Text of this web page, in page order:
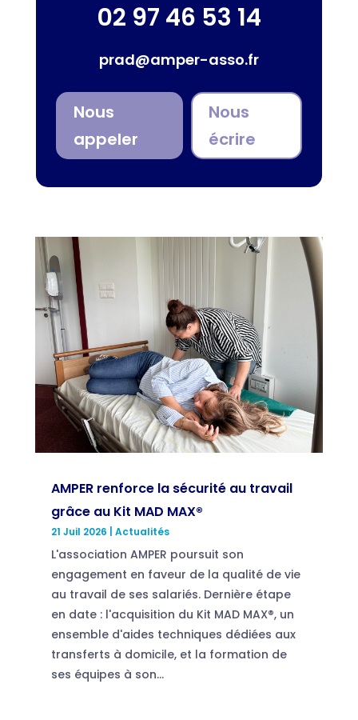
02 97 46 53 14
prad@amper-asso.fr
Nous
appeler
Nous
écrire
AMPER renforce la sécurité au travail
grâce au Kit MAD MAX®
21 Juil 2026 Actualités
L'association AMPER poursuit son
engagement en faveur de la qualité de vie
au travail de ses salariés. Dernière étape
en date : l'acquisition du Kit MAD MAX®, un
ensemble d'aides techniques dédiées aux
transferts à domicile, et la formation de
ses équipes à son...